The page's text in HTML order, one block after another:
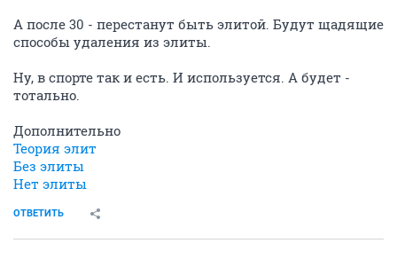
А после 30 - перестанут быть элитой. Будут щадящие
способы удаления из элиты.
Ну, в спорте так и есть. И используется. А будет -
тотально.
Дополнительно
Теория элит
Без элиты
Нет элиты
ОТВЕТИТЬ